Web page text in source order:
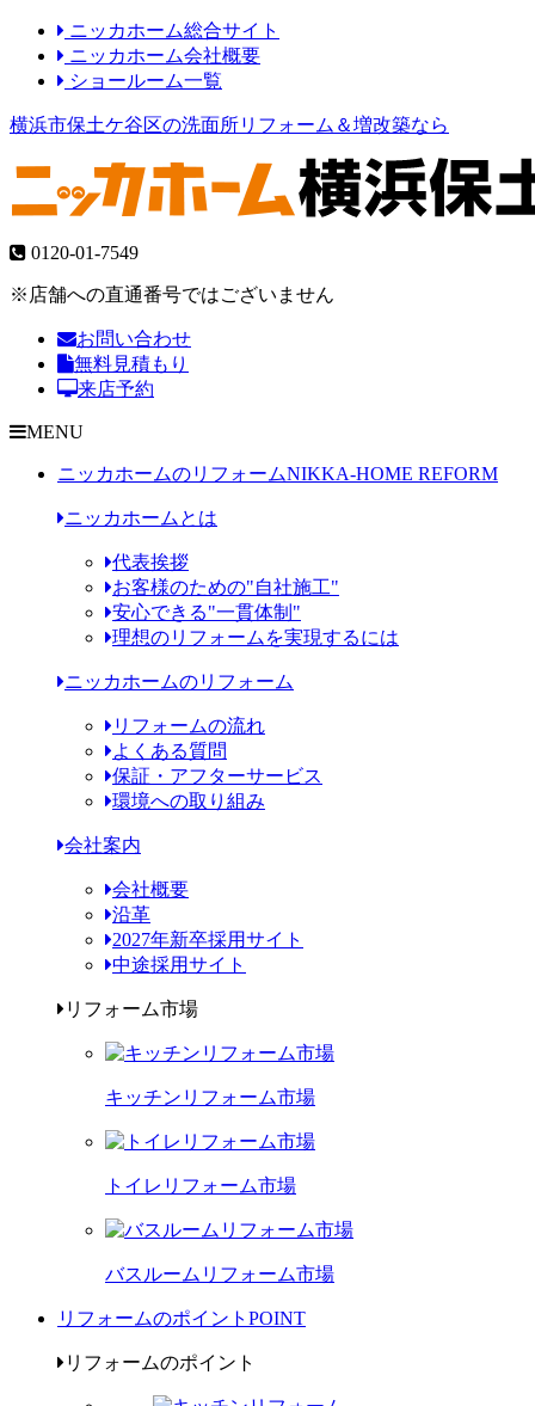
ニッカホーム総合サイト
ニッカホーム会社概要
ショールーム一覧
横浜市保土ケ谷区の洗面所リフォーム＆増改築なら
0120-01-7549
※店舗への直通番号ではございません
お問い合わせ
無料見積もり
来店予約
MENU
ニッカホームのリフォームNIKKA-HOME REFORM
ニッカホームとは
代表挨拶
お客様のための"自社施工"
安心できる"一貫体制"
理想のリフォームを実現するには
ニッカホームのリフォーム
リフォームの流れ
よくある質問
保証・アフターサービス
環境への取り組み
会社案内
会社概要
沿革
2027年新卒採用サイト
中途採用サイト
リフォーム市場
キッチンリフォーム市場
トイレリフォーム市場
バスルームリフォーム市場
リフォームのポイント POINT
リフォームのポイント